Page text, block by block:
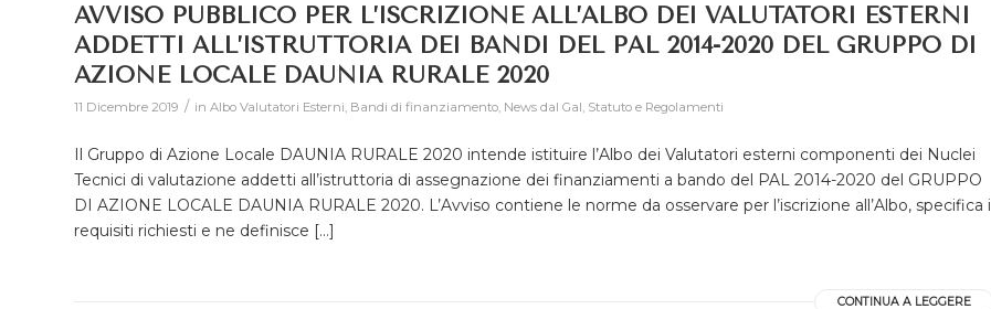
AVVISO PUBBLICO PER L’ISCRIZIONE ALL’ALBO DEI VALUTATORI ESTERNI
ADDETTI ALL’ISTRUTTORIA DEI BANDI DEL PAL 2014-2020 DEL GRUPPO DI
AZIONE LOCALE DAUNIA RURALE 2020
11 Dicembre 2019 / in Albo Valutatori Esterni Bandi di finanziamento News dal Gal Statuto e Regolamenti
Il Gruppo di Azione Locale DAUNIA RURALE 2020 intende istituire l’Albo dei Valutatori esterni componenti dei Nuclei
Tecnici di valutazione addetti all’istruttoria di assegnazione dei finanziamenti a bando del PAL 2014-2020 del GRUPPO
DI AZIONE LOCALE DAUNIA RURALE 2020. L’Avviso contiene le norme da osservare per l’iscrizione all’Albo, specifica i
requisiti richiesti e ne definisce […]
CONTINUA A LEGGERE